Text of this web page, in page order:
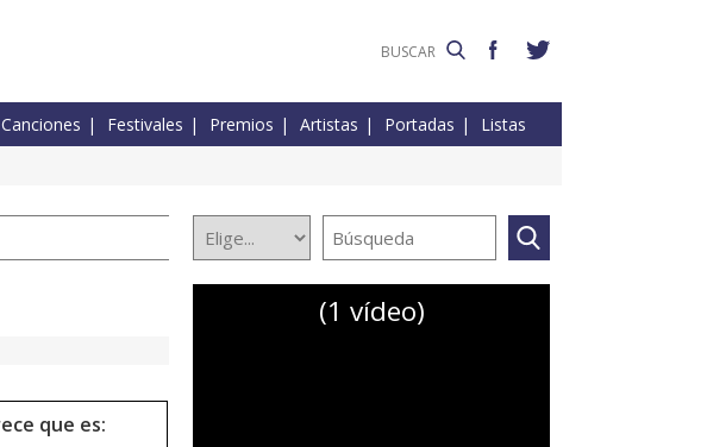
Canciones Festivales Premios Artistas Portadas Listas
que es:
(1 vídeo)